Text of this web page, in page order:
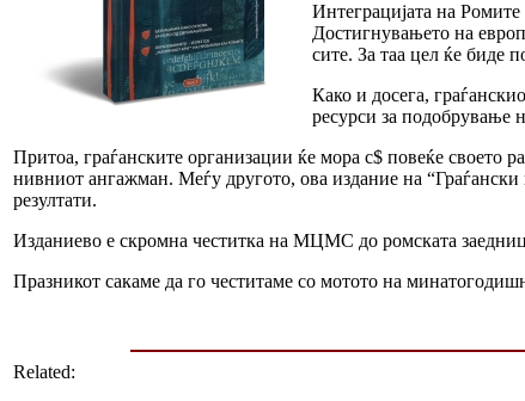
Интеграцијата на
Достигнувањето на
сите. За таа цел ќе биде
Како и досега,
ресурси за подобрување
Притоа, граѓанските организации ќе мора с$ повеќе своето
нивниот ангажман. Меѓу другото, ова издание на “Граѓански
резултати.
Изданиево е скромна честитка на МЦМС до ромската
Празникот сакаме да го честитаме со мотото на
Related: